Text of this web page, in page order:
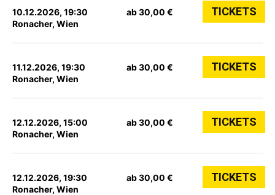
10.12.2026, 19:30
Ronacher, Wien
ab 30,00 € TICKETS
11.12.2026, 19:30
Ronacher, Wien
ab 30,00 € TICKETS
12.12.2026, 15:00
Ronacher, Wien
ab 30,00 € TICKETS
12.12.2026, 19:30
Ronacher, Wien
ab 30,00 € TICKETS